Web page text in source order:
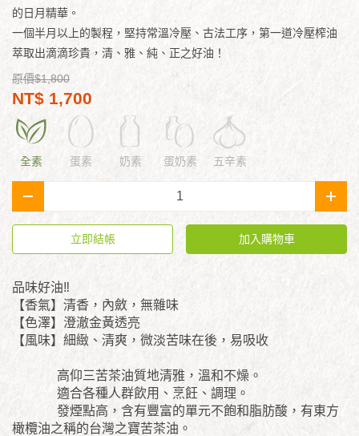
的日月精華。
一個半月以上的製程，堅持常溫冷壓、古法工序，第一道冷壓榨油
萃取出滴滴珍貴，清、雅、純、正之好油！
原價$1,800
NT$ 1,700
全素 蛋素 奶素 蛋奶素 五辛素
- +
立即結帳 加入購物車
品味好油‼️
【香氣】清香，內斂，無雜味
【色澤】澄澈金黃透亮
【風味】細緻、清爽，微淡苦味在後，易吸收
高仰三苦茶油質地清雅，溫和不燥。
適合各種人群飲用、烹飪、調理。
發煙點高，含有豐富的單元不飽和脂肪酸，有東方
橄欖油之稱的台灣之寶苦茶油。